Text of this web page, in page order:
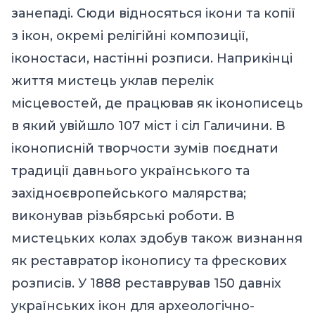
занепаді. Сюди відносяться ікони та копії
з ікон, окремі релігійні композиції,
іконостаси, настінні розписи. Наприкінці
життя мистець уклав перелік
місцевостей, де працював як іконописець
в який увійшло 107 міст і сіл Галичини. В
іконописній творчости зумів поєднати
традиції давнього українського та
західноєвропейського малярства;
виконував різьбярські роботи. В
мистецьких колах здобув також визнання
як реставратор іконопису та фрескових
розписів. У 1888 реставрував 150 давніх
українських ікон для археологічно-